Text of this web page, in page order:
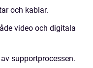
och kablar.
video och digitala
supportprocessen.